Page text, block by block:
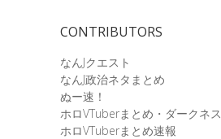
CONTRIBUTORS
なんJクエスト
なんJ政治ネタまとめ
ぬー速！
ホロVTuberまとめ・ダークネス
ホロVTuberまとめ速報